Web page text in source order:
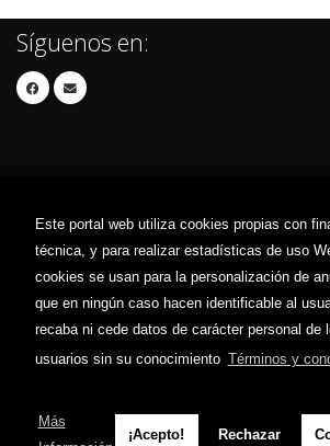
Este portal web utiliza cookies propias con
técnica, y para realizar estadísticas de uso
cookies se usan para la personalización de
que en ningún caso hacen identificable al
recaba ni cede datos de carácter personal de
usuarios sin su conocimiento Términos y
Más
¡Acepto! Rechazar
Síguenos en:
Contacto Aviso Legal
Política de envíos
Política de devolución
Política